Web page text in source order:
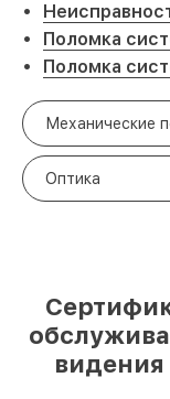
Поломка
Поломка
Механические
Оптика
видения